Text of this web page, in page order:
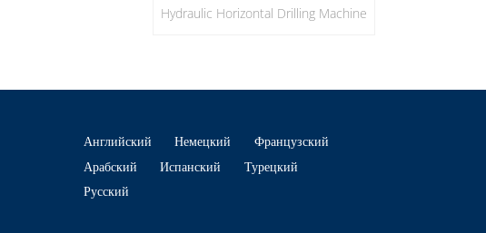
Hydraulic Horizontal Drilling Machine
Английский Немецкий
Французский
Арабский
Испанский
Турецкий
Русский